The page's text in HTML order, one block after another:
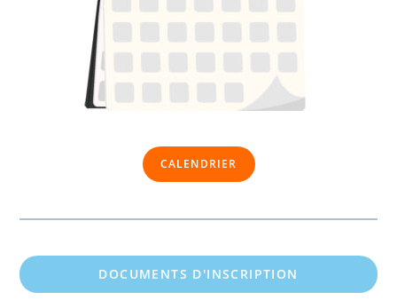
CALENDRIER
DOCUMENTS D'INSCRIPTION